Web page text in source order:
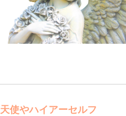
天使やハイアーセルフ